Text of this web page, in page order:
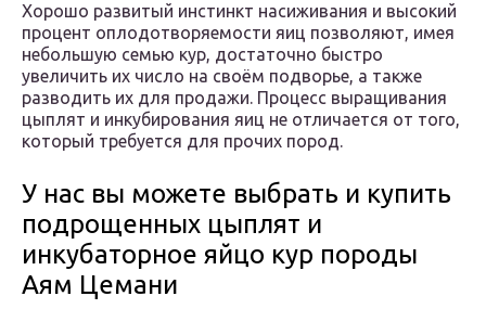
Хорошо развитый инстинкт насиживания и высокий
процент оплодотворяемости яиц позволяют, имея
небольшую семью кур, достаточно быстро
увеличить их число на своём подворье, а также
разводить их для продажи. Процесс выращивания
цыплят и инкубирования яиц не отличается от того,
который требуется для прочих пород.
У нас вы можете выбрать и купить
подрощенных цыплят и
инкубаторное яйцо кур породы
Аям Цемани